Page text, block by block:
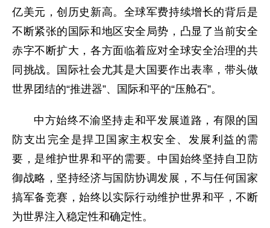
亿美元，创历史新高。全球军费持续增长的背后是
不断紧张的国际和地区安全局势，凸显了当前安全
赤字不断扩大，各方面临着应对全球安全治理的共
同挑战。国际社会尤其是大国要作出表率，带头做
世界团结的“推进器”、国际和平的“压舱石”。
中方始终不渝坚持走和平发展道路，有限的国
防支出完全是捍卫国家主权安全、发展利益的需
要，是维护世界和平的需要。中国始终坚持自卫防
御战略，坚持经济与国防协调发展，不与任何国家
搞军备竞赛，始终以实际行动维护世界和平，不断
为世界注入稳定性和确定性。